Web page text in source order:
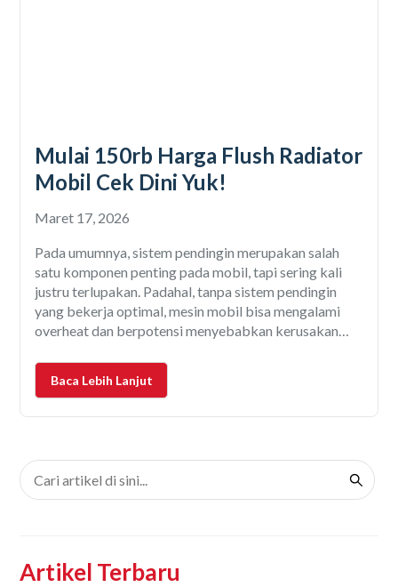
Mulai 150rb Harga Flush Radiator
Mobil Cek Dini Yuk!
Maret 17, 2026
Pada umumnya, sistem pendingin merupakan salah
satu komponen penting pada mobil, tapi sering kali
justru terlupakan. Padahal, tanpa sistem pendingin
yang bekerja optimal, mesin mobil bisa mengalami
overheat dan berpotensi menyebabkan kerusakan
dalam sistem pendingin adalah flush radiator. Masih
banyak pemilik mobil yang bertanya-tanya,
Baca Lebih Lanjut
Artikel Terbaru